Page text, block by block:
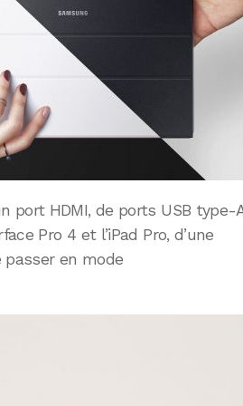
port HDMI, de ports USB type-
Pro 4 et l’iPad Pro, d’une
en mode